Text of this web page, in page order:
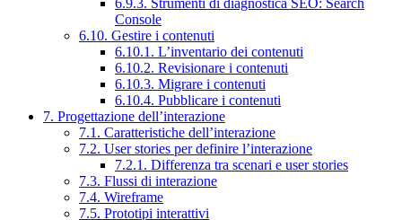
Console
6.10. Gestire i contenuti
6.10.1. L’inventario dei contenuti
6.10.2. Revisionare i contenuti
6.10.3. Migrare i contenuti
6.10.4. Pubblicare i contenuti
7. Progettazione dell’interazione
7.1. Caratteristiche dell’interazione
7.2. User stories per definire l’interazione
7.2.1. Differenza tra scenari e user stories
7.3. Flussi di interazione
7.4. Wireframe
7.5. Prototipi interattivi